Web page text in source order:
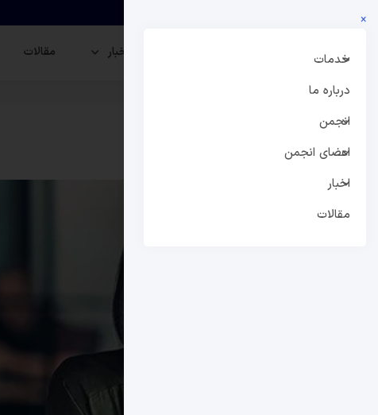
انجمن اخبار مقالات
×
خدمات
درباره ما
انجمن
اعضای انجمن
اخبار
مقالات